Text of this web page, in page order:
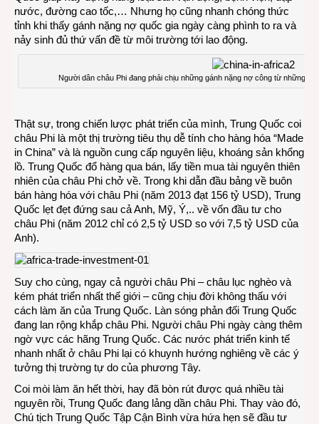
nước, đường cao tốc,… Nhưng họ cũng nhanh chóng thức
tỉnh khi thấy gánh nặng nợ quốc gia ngày càng phình to ra và
nảy sinh đủ thứ vấn đề từ môi trường tới lao động.
Người dân châu Phi đang phải chịu những gánh nặng nợ công từ những
Thật sự, trong chiến lược phát triển của mình, Trung Quốc coi
châu Phi là một thị trường tiêu thụ dễ tính cho hàng hóa “Made
in China” và là nguồn cung cấp nguyên liệu, khoáng sản khổng
lồ. Trung Quốc đổ hàng qua bán, lấy tiền mua tài nguyên thiên
nhiên của châu Phi chở về. Trong khi dẫn đầu bảng về buôn
bán hàng hóa với châu Phi (năm 2013 đạt 156 tỷ USD), Trung
Quốc lẹt đẹt đứng sau cả Anh, Mỹ, Ý,.. về vốn đầu tư cho
châu Phi (năm 2012 chỉ có 2,5 tỷ USD so với 7,5 tỷ USD của
Anh).
Suy cho cùng, ngay cả người châu Phi – châu lục nghèo và
kém phát triển nhất thế giới – cũng chịu đời không thấu với
cách làm ăn của Trung Quốc. Làn sóng phản đối Trung Quốc
đang lan rộng khắp châu Phi. Người châu Phi ngày càng thêm
ngờ vực các hãng Trung Quốc. Các nước phát triển kinh tế
nhanh nhất ở châu Phi lại có khuynh hướng nghiêng về các ý
tưởng thị trường tự do của phương Tây.
Coi mòi làm ăn hết thời, hay đã bòn rút được quá nhiều tài
nguyên rồi, Trung Quốc đang lảng dần châu Phi. Thay vào đó,
Chú tịch Trung Quốc Tập Cận Bình vừa hứa hẹn sẽ đầu tư